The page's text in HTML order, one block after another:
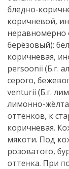
бледно-
коричневой,
неравномерно
берёзовый):
коричневая,
persoonii (Б.г.
серого,
venturii (Б.г.
лимонно-
оттенков, к
коричневая.
мякоти. Под
розоватого,
оттенка. При